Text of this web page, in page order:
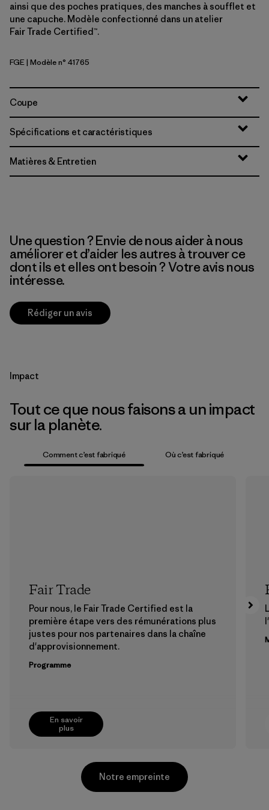
ainsi que des poches pratiques, des manches à soufflet et
une capuche. Modèle confectionné dans un atelier
Fair Trade Certified™.
Forge Grey
FGE| Modèle n° 41765
Coupe
Spécifications et caractéristiques
Matières & Entretien
Une question ? Envie de nous aider à nous
améliorer et d’aider les autres à trouver ce
dont ils et elles ont besoin ? Votre avis nous
intéresse.
Rédiger un avis
Impact
Tout ce que nous faisons a un impact
sur la planète.
Comment c’est fabriqué Où c’est fabriqué
En savoir
plus
Fair Trade
Pour nous, le Fair Trade Certified est la
première étape vers des rémunérations plus
justes pour nos partenaires dans la chaîne
d'approvisionnement.
Programme
Notre empreinte